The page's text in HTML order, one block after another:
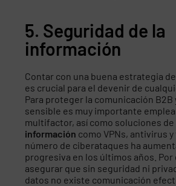
5. Seguridad de la
información
Contar con una buena estrategia
es crucial para el devenir de
Para proteger la comunicación B2B
sensible es muy importante
multifactor, así como soluciones de
información como VPNs, antivirus
número de ciberataques ha
progresiva en los últimos años. Por
asegurar que sin seguridad ni
datos no existe comunicación